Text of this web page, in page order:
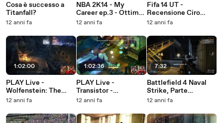
Cosa è successo a
Titanfall?
12 anni fa
1:02:00
PLAY Live -
Wolfenstein: The
New Order
12 anni fa
NBA 2K14 - My
Career ep.3 - Ottime
prestazioni!
12 anni fa
1:02:36
PLAY Live -
Transistor -
Gameplay
12 anni fa
Fifa 14 UT -
Recensione Ciro
Immobile TOTS
12 anni fa
7:32
Battlefield 4 Naval
Strike, Parte
2:Attaco a Nansha,
Perdute
12 anni fa